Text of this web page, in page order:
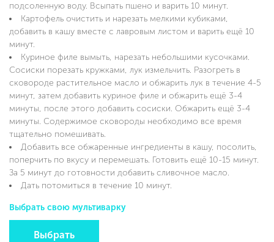
подсоленную воду. Всыпать пшено и варить 10 минут.
Картофель очистить и нарезать мелкими кубиками,
добавить в кашу вместе с лавровым листом и варить ещё 10
минут.
Куриное филе вымыть, нарезать небольшими кусочками.
Сосиски порезать кружками, лук измельчить. Разогреть в
сковороде растительное масло и обжарить лук в течение 4-5
минут, затем добавить куриное филе и обжарить ещё 3-4
минуты, после этого добавить сосиски. Обжарить ещё 3-4
минуты. Содержимое сковороды необходимо все время
тщательно помешивать.
Добавить все обжаренные ингредиенты в кашу, посолить,
поперчить по вкусу и перемешать. Готовить ещё 10-15 минут.
За 5 минут до готовности добавить сливочное масло.
Дать потомиться в течение 10 минут.
Выбрать свою мультиварку
Выбрать